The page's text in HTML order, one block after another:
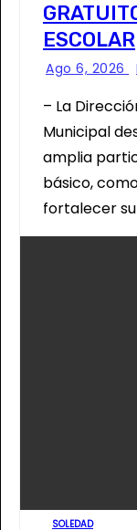
ESCOLAR
Ago 6, 2026
– La
Municipal
amplia
básico,
fortalecer
SOLEDAD